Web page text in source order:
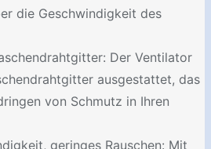
die Geschwindigkeit des
Der Ventilator
ausgestattet, das
von Schmutz in Ihren
geringes Rauschen: Mit